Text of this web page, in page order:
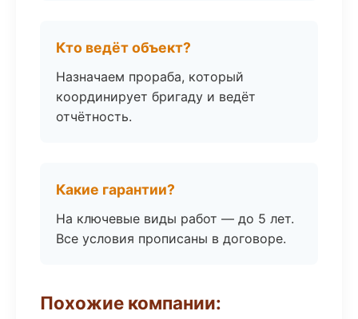
Кто ведёт объект?
Назначаем прораба, который
координирует бригаду и ведёт
отчётность.
Какие гарантии?
На ключевые виды работ — до 5 лет.
Все условия прописаны в договоре.
Похожие компании: